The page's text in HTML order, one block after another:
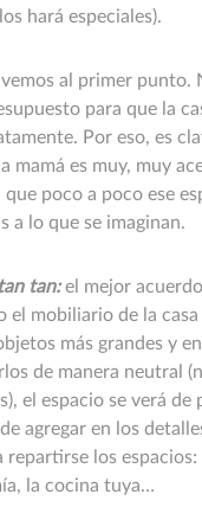
hará especiales).
al primer punto.
para que la
Por eso, es
mamá es muy, muy
poco a poco ese
a lo que se imaginan.
tan:el mejor
el mobiliario de la
más grandes y
de manera neutral
el espacio se verá de
agregar en los
repartirse los
la cocina tuya…